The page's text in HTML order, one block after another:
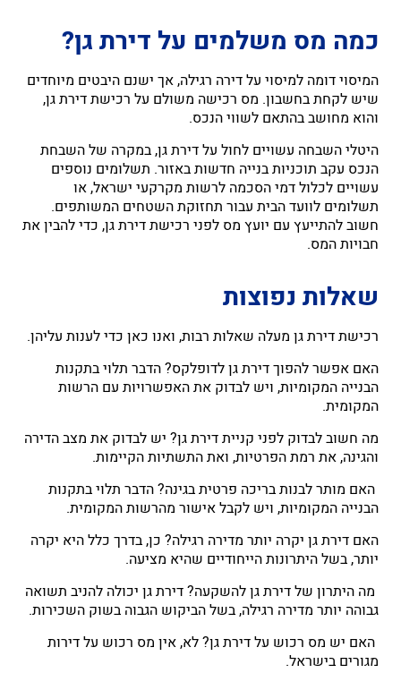
כמה מס משלמים על דירת גן?
המיסוי דומה למיסוי על דירה רגילה, אך ישנם היבטים מיוחדים
שיש לקחת בחשבון. מס רכישה משולם על רכישת דירת גן,
והוא מחושב בהתאם לשווי הנכס.
היטלי השבחה עשויים לחול על דירת גן, במקרה של השבחת
הנכס עקב תוכניות בנייה חדשות באזור. תשלומים נוספים
עשויים לכלול דמי הסכמה לרשות מקרקעי ישראל, או
תשלומים לוועד הבית עבור תחזוקת השטחים המשותפים.
חשוב להתייעץ עם יועץ מס לפני רכישת דירת גן, כדי להבין את
חבויות המס.
שאלות נפוצות
רכישת דירת גן מעלה שאלות רבות, ואנו כאן כדי לענות עליהן.
האם אפשר להפוך דירת גן לדופלקס? הדבר תלוי בתקנות
הבנייה המקומיות, ויש לבדוק את האפשרויות עם הרשות
המקומית.
מה חשוב לבדוק לפני קניית דירת גן? יש לבדוק את מצב הדירה
והגינה, את רמת הפרטיות, ואת התשתיות הקיימות.
האם מותר לבנות בריכה פרטית בגינה? הדבר תלוי בתקנות
הבנייה המקומיות, ויש לקבל אישור מהרשות המקומית.
האם דירת גן יקרה יותר מדירה רגילה? כן, בדרך כלל היא יקרה
יותר, בשל היתרונות הייחודיים שהיא מציעה.
מה היתרון של דירת גן להשקעה? דירת גן יכולה להניב תשואה
גבוהה יותר מדירה רגילה, בשל הביקוש הגבוה בשוק השכירות.
האם יש מס רכוש על דירת גן? לא, אין מס רכוש על דירות
מגורים בישראל.